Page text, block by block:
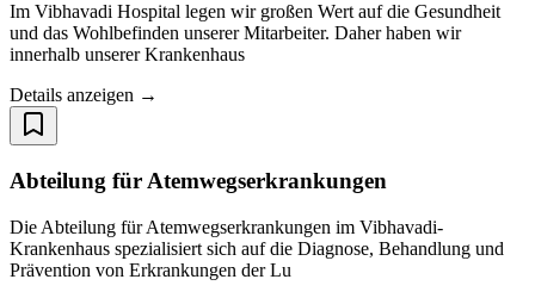
Im Vibhavadi Hospital legen wir großen Wert auf die Gesundheit
und das Wohlbefinden unserer Mitarbeiter. Daher haben wir
innerhalb unserer Krankenhaus
Details anzeigen →
Abteilung für Atemwegserkrankungen
Die Abteilung für Atemwegserkrankungen im Vibhavadi-
Krankenhaus spezialisiert sich auf die Diagnose, Behandlung und
Prävention von Erkrankungen der Lu